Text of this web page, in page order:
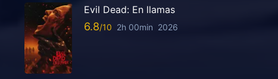
Evil Dead: En llamas
6.8 2h 00min 2026